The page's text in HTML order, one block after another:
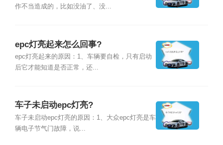
作不当造成的，比如没油了、没...
epc灯亮起来怎么回事?
epc灯亮起来的原因：1、车辆要自检，只有启动
后它才能知道是否正常，还...
车子未启动epc灯亮?
车子未启动epc灯亮的原因：1、大众epc灯亮是车
辆电子节气门故障，说...